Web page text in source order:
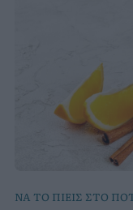
ΝΑ ΤΟ ΠΙΕΙΣ ΣΤΟ